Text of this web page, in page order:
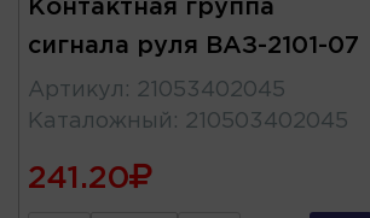
Контактная группа
сигнала руля ВАЗ-2101-07
Артикул : 21053402045
Каталожный : 210503402045
241.20